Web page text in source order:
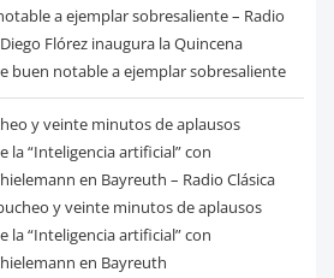
a ejemplar sobresaliente – Radio
Flórez inaugura la Quincena
buen notable a ejemplar sobresaliente
y veinte minutos de aplausos
la “Inteligencia artificial” con
en Bayreuth – Radio Clásica
y veinte minutos de aplausos
la “Inteligencia artificial” con
en Bayreuth